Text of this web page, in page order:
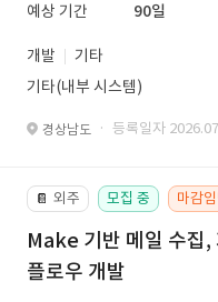
예상 기간
90일
개발
기타
기타(내부 시스템)
경상남도 · 등록일자
📔 외주 모집 중 마감
Make 기반 메일 수집,
플로우 개발